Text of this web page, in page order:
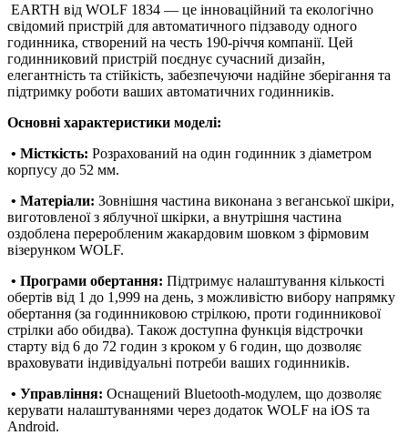
EARTH від WOLF 1834 — це інноваційний та екологічно
свідомий пристрій для автоматичного підзаводу одного
годинника, створений на честь 190-річчя компанії. Цей
годинниковий пристрій поєднує сучасний дизайн,
елегантність та стійкість, забезпечуючи надійне зберігання та
підтримку роботи ваших автоматичних годинників.
Основні характеристики моделі:
• Місткість: Розрахований на один годинник з діаметром
корпусу до 52 мм.
• Матеріали: Зовнішня частина виконана з веганської шкіри,
виготовленої з яблучної шкірки, а внутрішня частина
оздоблена переробленим жакардовим шовком з фірмовим
візерунком WOLF.
• Програми обертання: Підтримує налаштування кількості
обертів від 1 до 1,999 на день, з можливістю вибору напрямку
обертання (за годинниковою стрілкою, проти годинникової
стрілки або обидва). Також доступна функція відстрочки
старту від 6 до 72 годин з кроком у 6 годин, що дозволяє
враховувати індивідуальні потреби ваших годинників.
• Управління: Оснащений Bluetooth-модулем, що дозволяє
керувати налаштуваннями через додаток WOLF на iOS та
Android.